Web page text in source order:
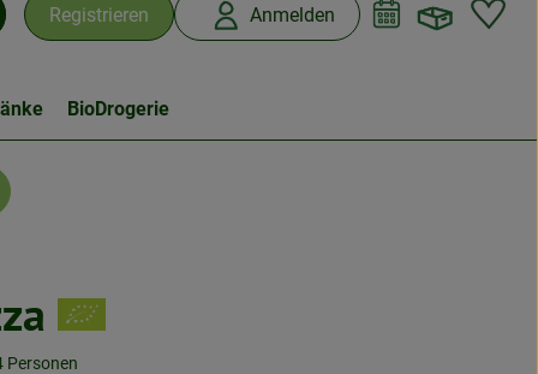
Registrieren Anmelden
BioDrogerie
Personen